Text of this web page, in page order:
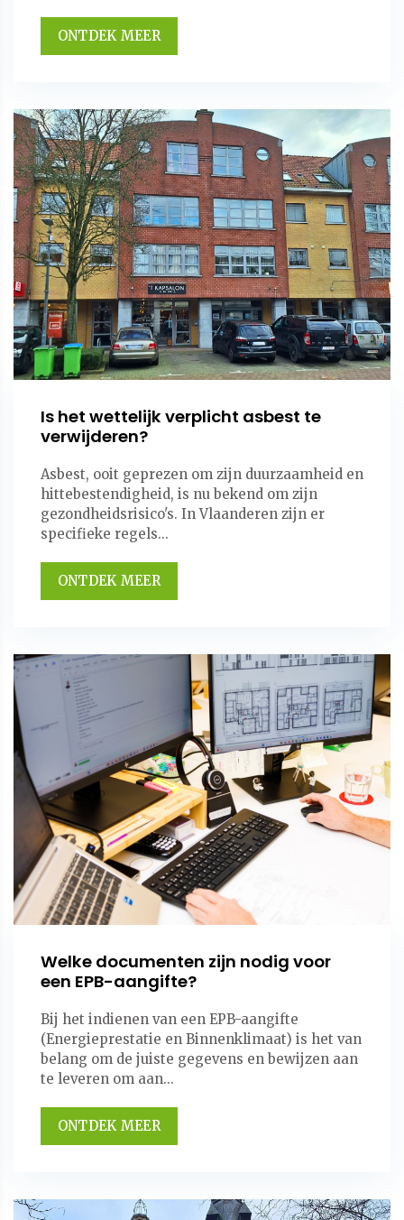
ONTDEK MEER
Is het wettelijk verplicht asbest te
verwijderen?
Asbest, ooit geprezen om zijn duurzaamheid en
hittebestendigheid, is nu bekend om zijn
gezondheidsrisico's. In Vlaanderen zijn er
specifieke regels...
ONTDEK MEER
Welke documenten zijn nodig voor
een EPB-aangifte?
Bij het indienen van een EPB-aangifte
(Energieprestatie en Binnenklimaat) is het van
belang om de juiste gegevens en bewijzen aan
te leveren om aan...
ONTDEK MEER